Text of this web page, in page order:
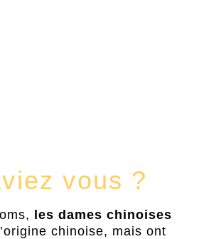
vous ?
les dames chinoises
chinoise, mais ont